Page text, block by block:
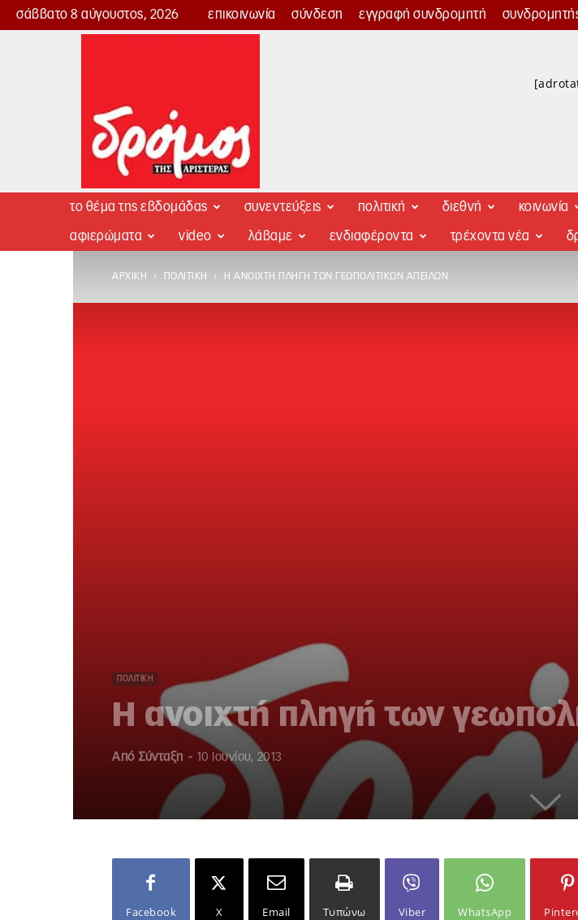
σάββατο 8 αύγουστος, 2026 επικοινωνία σύνδεση εγγραφή συνδρομητή
Δρόμος
το θέμα της εβδομάδας συνεντεύξεις πολιτική διεθνή κοινωνία
αφιερώματα video λάβαμε ενδιαφέροντα τρέχοντα νέα
ΑΡΧΙΚΉ ΠΟΛΙΤΙΚΉ Η ΑΝΟΙΧΤΉ ΠΛΗΓΉ ΤΩΝ ΓΕΩΠΟΛΙΤΙΚΏΝ ΑΠΕΙΛΏΝ
ΠΟΛΙΤΙΚΉ
Η ανοιχτή πληγή των
Από Σύνταξη - 10 Ιουνίου, 2013
Facebook X Email Τυπώνω Viber WhatsApp